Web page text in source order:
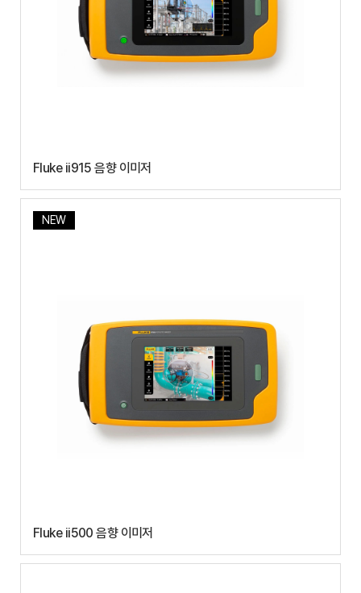
Fluke ii915 음향 이미저
NEW
Fluke ii500 음향 이미저